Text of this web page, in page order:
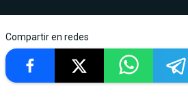
Compartir en redes